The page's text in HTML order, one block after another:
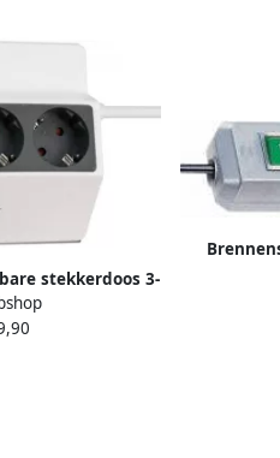
stekkerdoos 3-
F 3G1 5 wit
zilveren